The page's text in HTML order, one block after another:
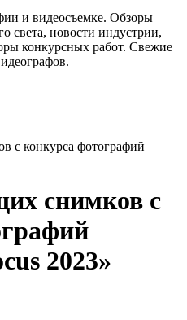
и видеосъемке. Обзоры
света, новости индустрии,
конкурсных работ. Свежие
с конкурса фотографий
снимков с
2023»